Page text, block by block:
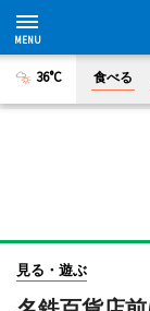
36°C 食べる
見る・遊ぶ